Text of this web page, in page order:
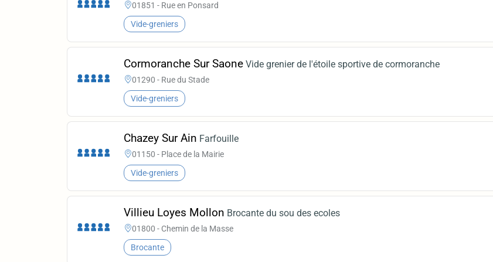
01851 - Rue en Ponsard
Vide-greniers
Cormoranche Sur Saone Vide grenier de l'étoile sportive de cormoranche
01290 - Rue du Stade
Vide-greniers
Chazey Sur Ain Farfouille
01150 - Place de la Mairie
Vide-greniers
Villieu Loyes Mollon Brocante du sou des ecoles
01800 - Chemin de la Masse
Brocante